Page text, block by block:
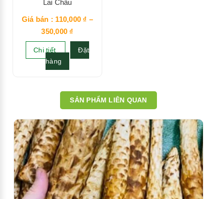
Lai Châu
Giá bán : 110,000 ₫ –
350,000 ₫
Chi tiết
Đặt
hàng
SẢN PHẨM LIÊN QUAN